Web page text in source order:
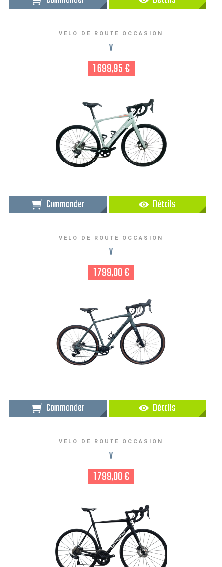
VELO DE ROUTE OCCASION
V
1 699,95 €
Commander Détails
VELO DE ROUTE OCCASION
V
1 799,00 €
Commander Détails
VELO DE ROUTE OCCASION
V
1 799,00 €